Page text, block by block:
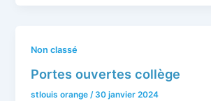
Non classé
Portes ouvertes collège
stlouis orange/ 30 janvier 2024